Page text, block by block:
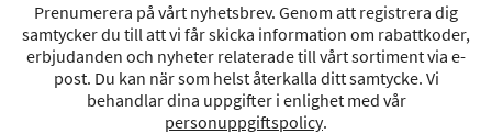
Prenumerera på vårt nyhetsbrev. Genom att registrera dig
samtycker du till att vi får skicka information om rabattkoder,
erbjudanden och nyheter relaterade till vårt sortiment via e-
post. Du kan när som helst återkalla ditt samtycke. Vi
behandlar dina uppgifter i enlighet med vår
personuppgiftspolicy.